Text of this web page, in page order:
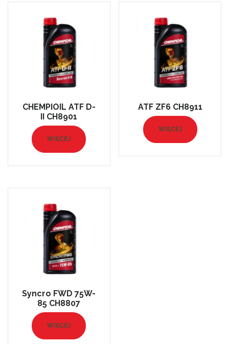
CHEMPIOIL ATF D-
II CH8901
WIĘCEJ
ATF ZF6 CH8911
WIĘCEJ
Syncro FWD 75W-
85 CH8807
WIĘCEJ